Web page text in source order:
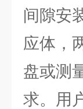
间隙安
应体，
盘或测
求。用